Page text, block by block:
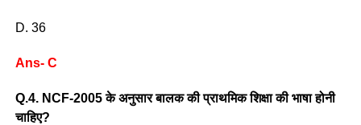
D. 36
Ans- C
Q.4. NCF-2005 के अनुसार बालक की प्राथमिक शिक्षा की भाषा होनी
चाहिए?